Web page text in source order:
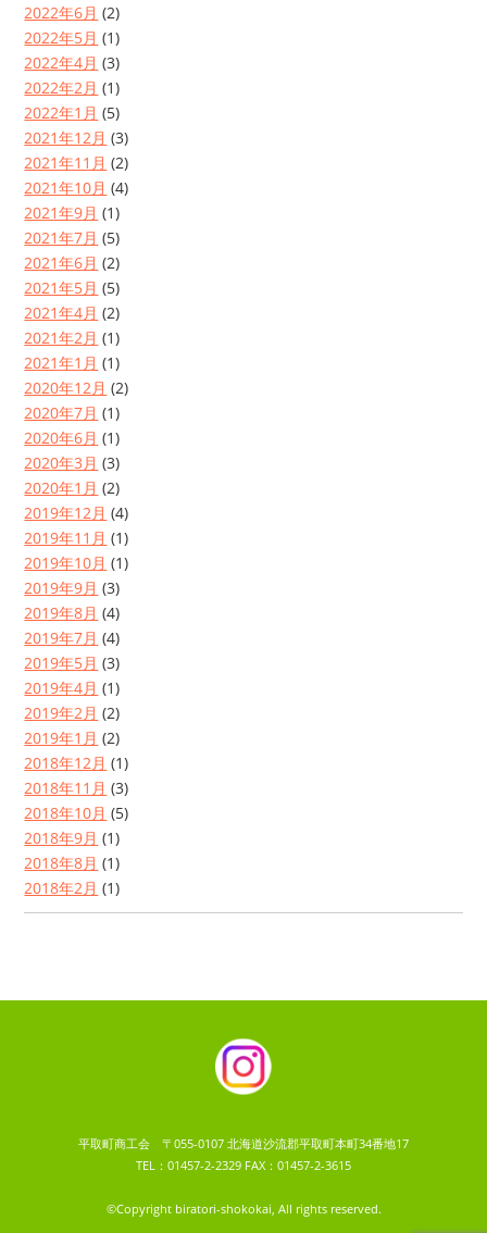
2022年6月 (2)
2022年5月 (1)
2022年4月 (3)
2022年2月 (1)
2022年1月 (5)
2021年12月 (3)
2021年11月 (2)
2021年10月 (4)
2021年9月 (1)
2021年7月 (5)
2021年6月 (2)
2021年5月 (5)
2021年4月 (2)
2021年2月 (1)
2021年1月 (1)
2020年12月 (2)
2020年7月 (1)
2020年6月 (1)
2020年3月 (3)
2020年1月 (2)
2019年12月 (4)
2019年11月 (1)
2019年10月 (1)
2019年9月 (3)
2019年8月 (4)
2019年7月 (4)
2019年5月 (3)
2019年4月 (1)
2019年2月 (2)
2019年1月 (2)
2018年12月 (1)
2018年11月 (3)
2018年10月 (5)
2018年9月 (1)
2018年8月 (1)
2018年2月 (1)
平取町商工会 〒055-0107 北海道沙流郡平取町本町34番地17
TEL：01457-2-2329 FAX：01457-2-3615
©Copyright biratori-shokokai, All rights reserved.